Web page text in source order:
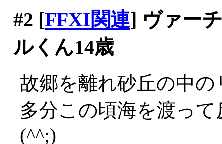
#2 [FFXI関連] ヴァー
ルくん14歳
故郷を離れ砂丘の中
多分この頃海を渡っ
(^^;)